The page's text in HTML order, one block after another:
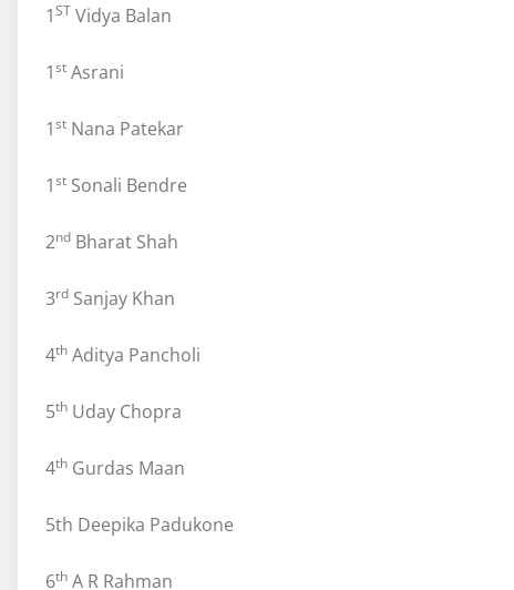
1ST Vidya Balan
1st Asrani
1st Nana Patekar
1st Sonali Bendre
2nd Bharat Shah
3rd Sanjay Khan
4th Aditya Pancholi
5th Uday Chopra
4th Gurdas Maan
5th Deepika Padukone
6th A R Rahman